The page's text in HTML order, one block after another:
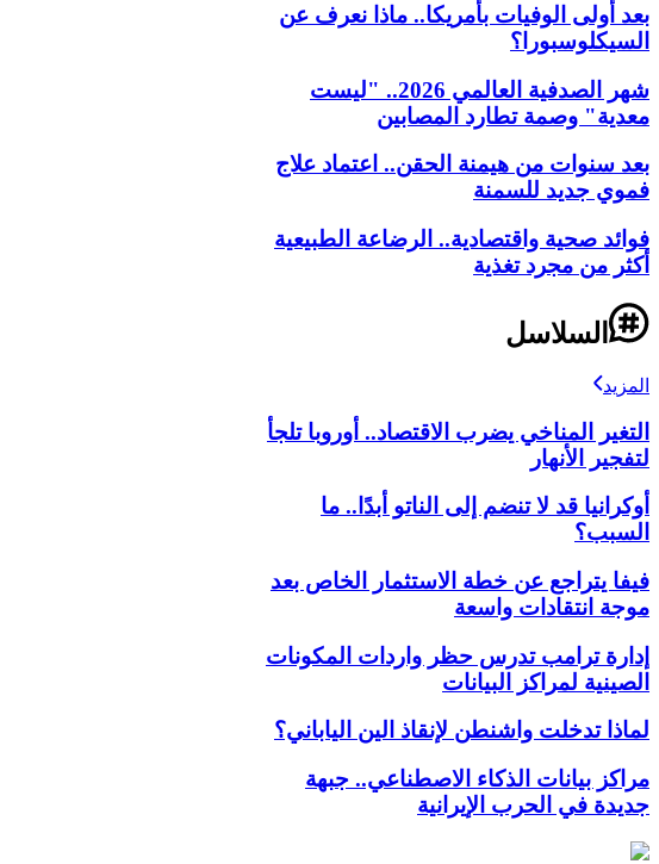
بعد أولى الوفيات بأمريكا.. ماذا نعرف عن
السيكلوسبورا؟
شهر الصدفية العالمي 2026.. "ليست
معدية" وصمة تطارد المصابين
بعد سنوات من هيمنة الحقن.. اعتماد علاج
فموي جديد للسمنة
فوائد صحية واقتصادية.. الرضاعة الطبيعية
أكثر من مجرد تغذية
السلاسل
المزيد
التغير المناخي يضرب الاقتصاد.. أوروبا تلجأ
لتفجير الأنهار
أوكرانيا قد لا تنضم إلى الناتو أبدًا.. ما
السبب؟
فيفا يتراجع عن خطة الاستثمار الخاص بعد
موجة انتقادات واسعة
إدارة ترامب تدرس حظر واردات المكونات
الصينية لمراكز البيانات
لماذا تدخلت واشنطن لإنقاذ الين الياباني؟
مراكز بيانات الذكاء الاصطناعي.. جبهة
جديدة في الحرب الإيرانية